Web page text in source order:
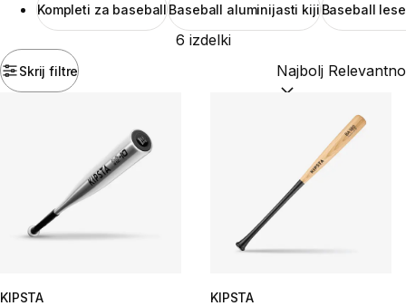
Kompleti za baseball Baseball aluminijasti kiji Baseball
Skrij filtre
6 izdelki
Razvrsti po:
KIPSTA
KIPSTA